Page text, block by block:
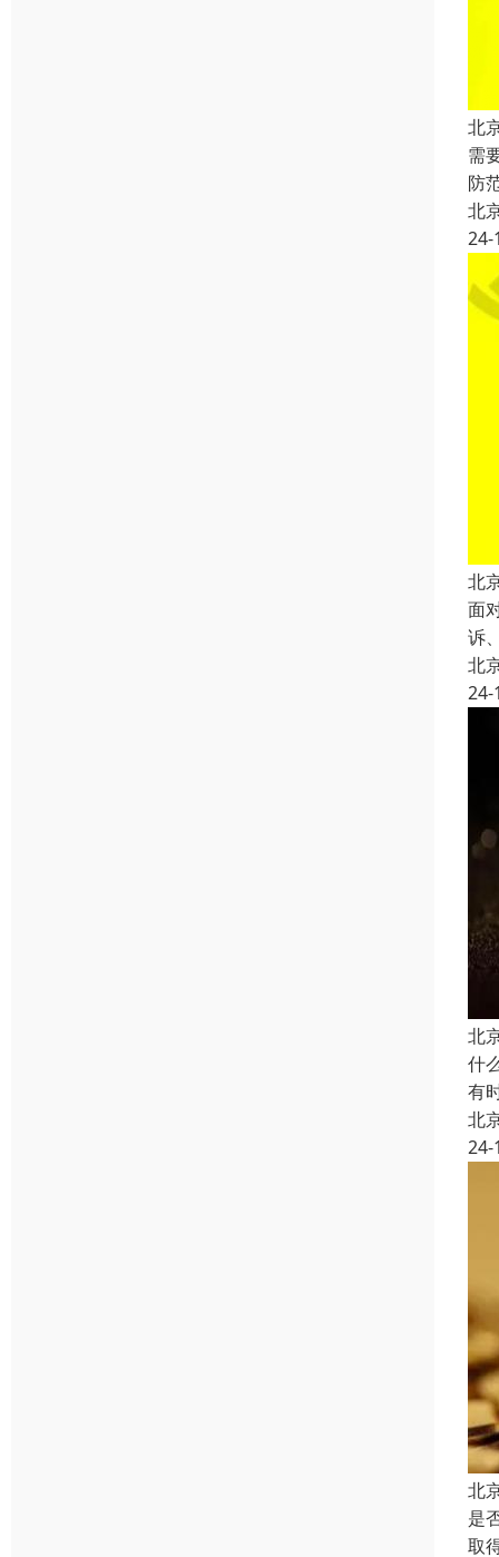
北
需
防
北
24-
北
面
诉
北
24-
北
什
有
北
24-
北
是
取